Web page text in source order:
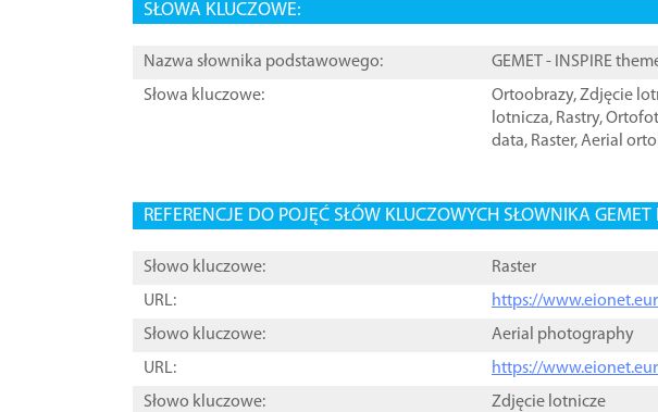
SŁOWA KLUCZOWE:
Nazwa słownika podstawowego:
GEMET - INSPIRE
Słowa kluczowe:
Ortoobrazy,Zdjęcie
lotnicza, Rastry,
data, Raster,Aerial
REFERENCJE DO POJĘĆ SŁÓW KLUCZOWYCH SŁOWNIKA GEMET
Słowo kluczowe:
Raster
URL:
https://
Słowo kluczowe:
Aerial photography
URL:
https://
Słowo kluczowe:
Zdjęcie lotnicze